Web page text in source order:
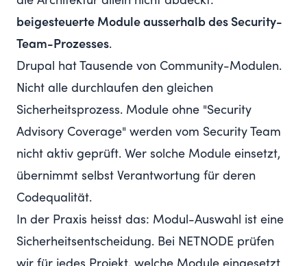
beigesteuerte Module ausserhalb des Security-
Team-Prozesses.
Drupal hat Tausende von Community-Modulen.
Nicht alle durchlaufen den gleichen
Sicherheitsprozess. Module ohne "Security
Advisory Coverage" werden vom Security Team
nicht aktiv geprüft. Wer solche Module einsetzt,
übernimmt selbst Verantwortung für deren
Codequalität.
In der Praxis heisst das: Modul-Auswahl ist eine
Sicherheitsentscheidung. Bei NETNODE prüfen